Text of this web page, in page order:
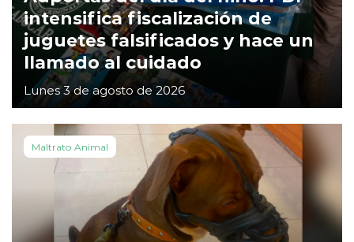
intensifica fiscalización de
juguetes falsificados y hace un
llamado al cuidado
Lunes 3 de agosto de 2026
Maltrato Animal